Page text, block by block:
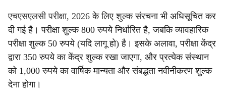
एचएसएलसी परीक्षा, 2026 के लिए शुल्क संरचना भी अधिसूचित कर
दी गई है। परीक्षा शुल्क 800 रुपये निर्धारित है, जबकि व्यावहारिक
परीक्षा शुल्क 50 रुपये (यदि लागू हो) है। इसके अलावा, परीक्षा केंद्र
द्वारा 350 रुपये का केंद्र शुल्क रखा जाएगा, और प्रत्येक संस्थान
को 1,000 रुपये का वार्षिक मान्यता और संबद्धता नवीनीकरण शुल्क
देना होगा।